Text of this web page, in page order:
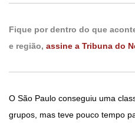
Fique por dentro do que
e região, assine a Tribuna do
O São Paulo conseguiu uma
grupos, mas teve pouco tempo